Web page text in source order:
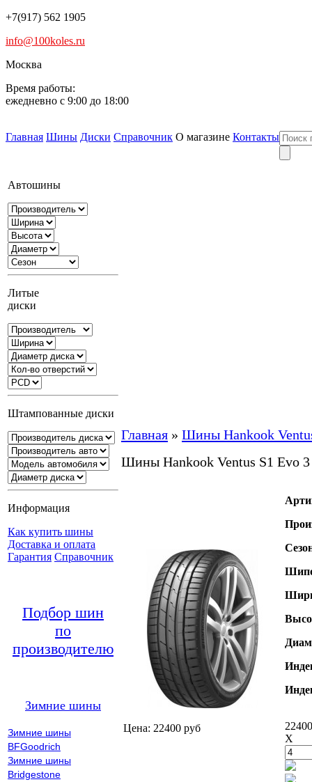
+7(917) 562 1905
info@100koles.ru
Москва
Время работы:
ежедневно с 9:00 до 18:00
Главная Шины Диски Справочник О магазине Контакты
Автошины
Литые
диски
Штампованные диски
Информация
Как купить шины
Доставка и оплата
Гарантия Справочник
Подбор шин
по
производителю
Зимние шины
Зимние шины
BFGoodrich
Зимние шины
Bridgestone
Главная » Шины Hankook
Шины Hankook Ventus S1 Evo
Цена: 22400 руб
X